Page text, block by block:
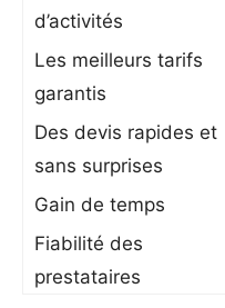
d’activités
Les meilleurs tarifs
garantis
Des devis rapides et
sans surprises
Gain de temps
Fiabilité des
prestataires